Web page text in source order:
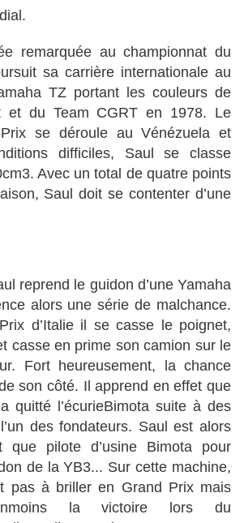
remarquée au championnat du
sa carrière internationale au
TZ portant les couleurs de
et du Team CGRT en 1978. Le
se déroule au Vénézuela et
difficiles, Saul se classe
Avec un total de quatre points
Saul doit se contenter d’une
reprend le guidon d’une Yamaha
alors une série de malchance.
d’Italie il se casse le poignet,
casse en prime son camion sur le
Fort heureusement, la chance
son côté. Il apprend en effet que
quitté l’écurieBimota suite à des
des fondateurs. Saul est alors
que pilote d’usine Bimota pour
de la YB3... Sur cette machine,
pas à briller en Grand Prix mais
la victoire lors du